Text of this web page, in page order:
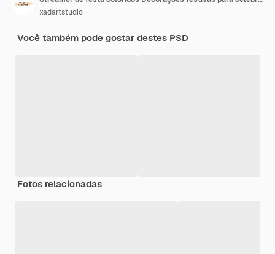
xadartstudio
Você também pode gostar destes PSD
Fotos relacionadas